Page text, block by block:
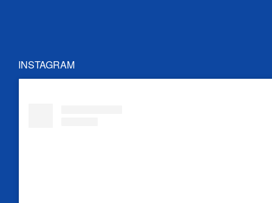
INSTAGRAM